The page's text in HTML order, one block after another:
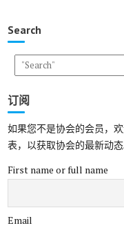
Search
订阅
如果您不是协会的会员，
表，以获取协会的最新动态
First name or full name
Email